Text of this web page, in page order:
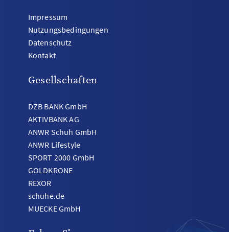
Impressum
Nutzungsbedingungen
Datenschutz
Kontakt
Gesellschaften
DZB BANK GmbH
AKTIVBANK AG
ANWR Schuh GmbH
ANWR Lifestyle
SPORT 2000 GmbH
GOLDKRONE
REXOR
schuhe.de
MUECKE GmbH